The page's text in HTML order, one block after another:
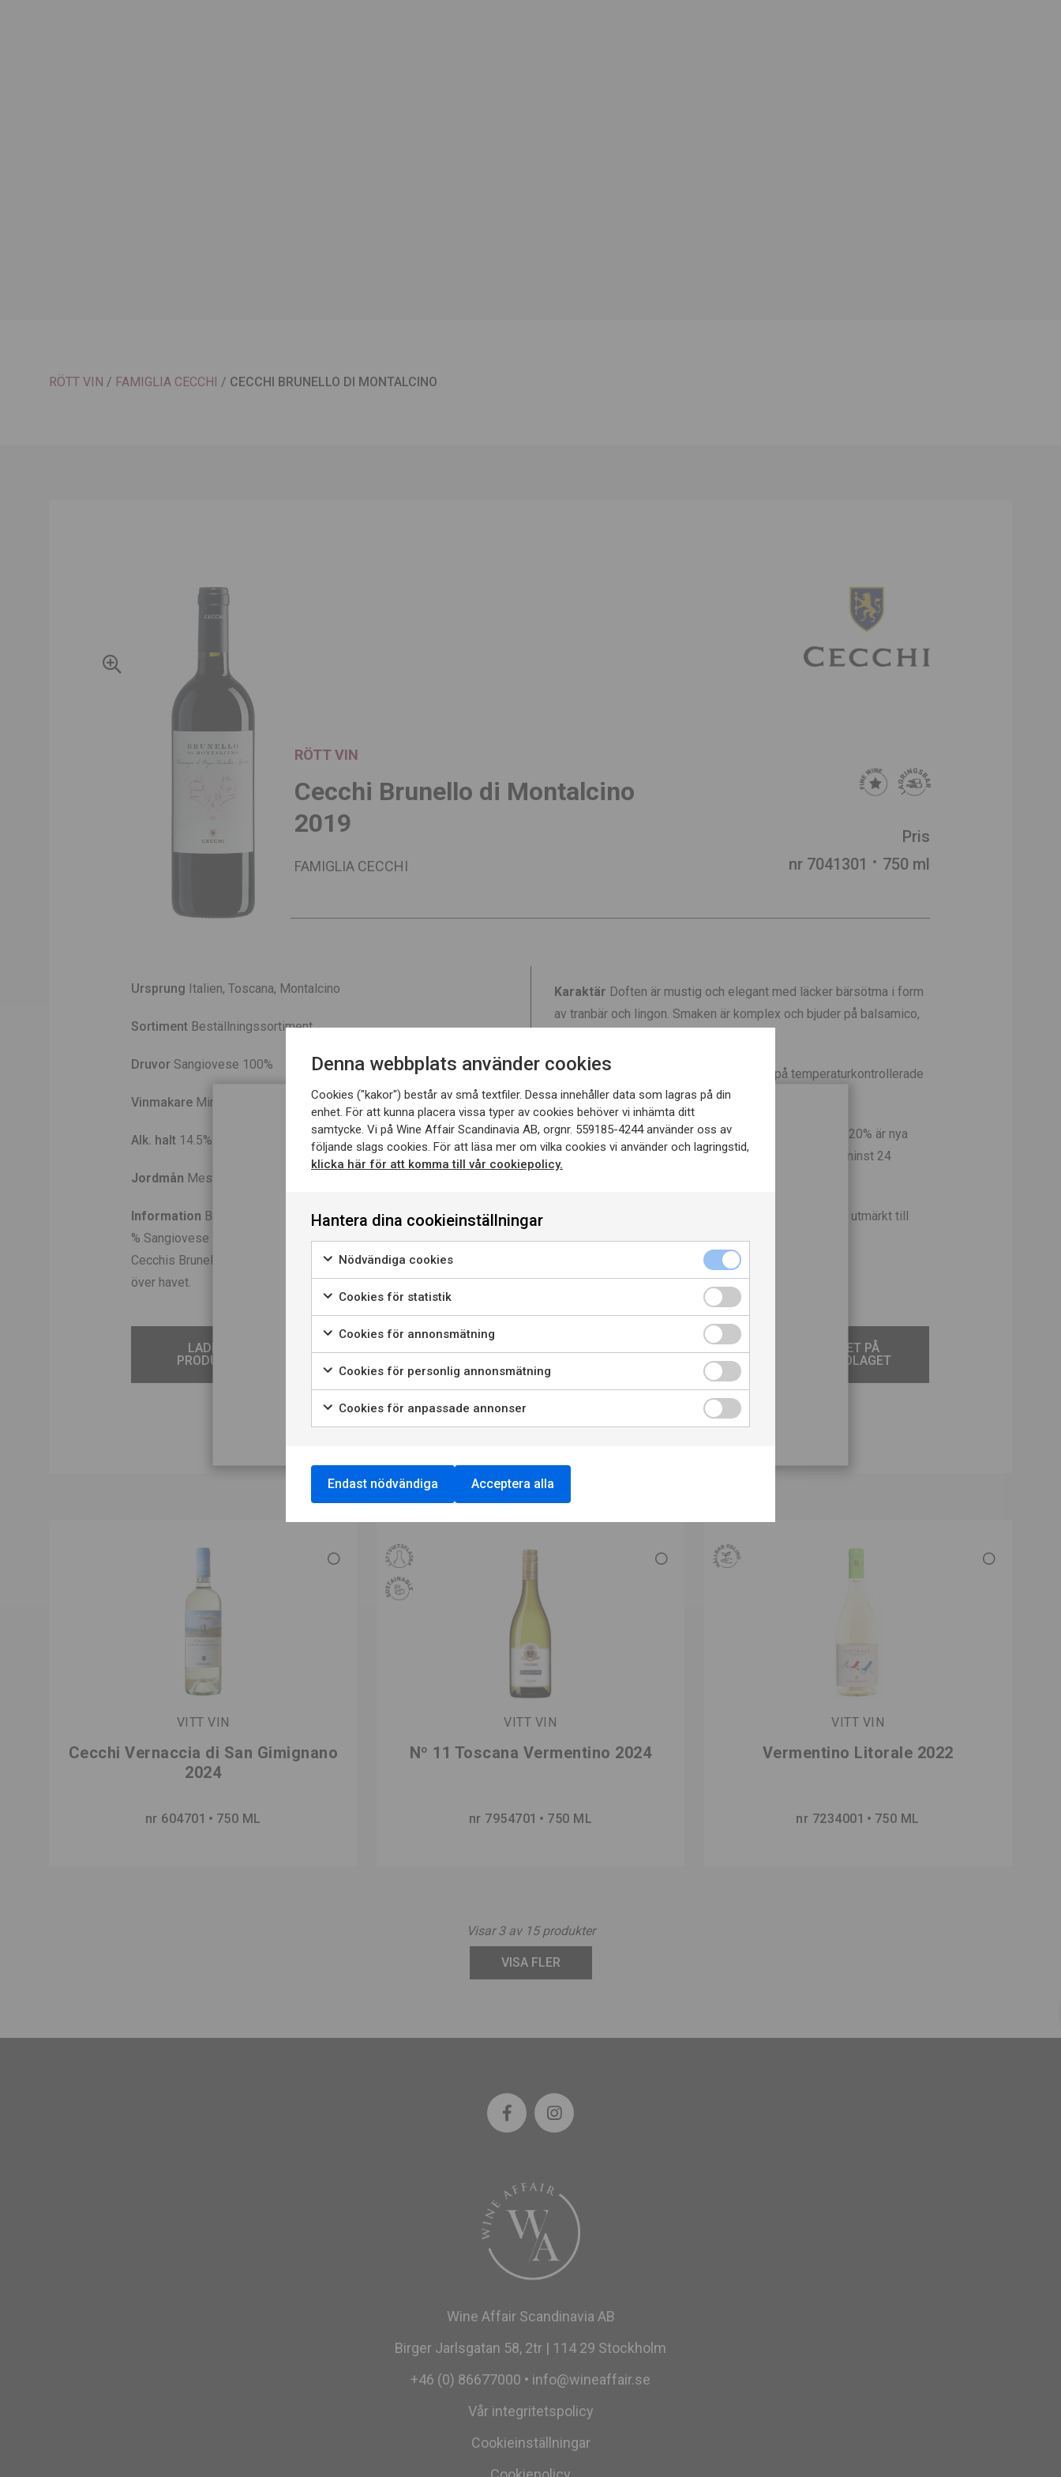
RÖTT VIN / FAMIGLIA CECCHI / CECCHI BRUNELLO DI MONTALCINO
RÖTT VIN
Cecchi Brunello di Montalcino
2019
FAMIGLIA CECCHI
Pris
nr 7041301
750 ml
Ursprung Italien, Toscana, Montalcino
Sortiment Beställningssortiment
Druvor Sangiovese 100%
Vinmakare Miria Bracali
Alk. halt 14.5% 5,3 g/l Restsocker 1,0 g/l
Jordmån Mestdels lerjord.
Information Brunello di Montalcino DOCG får enbart innehålla 100
% Sangiovese som de i området kallar Brunello. Druvorna för
Cecchis Brunello kommer från vingårdar belägna på 350-450 meter
över havet.
Karaktär Doften är mustig och elegant med läcker bärsötma i form
av tranbär och lingon. Smaken är komplex och bjuder på balsamico,
Vinifiering
Jäsning och skalmaceration på temperaturkontrollerade
ståltankar i 18 dagar vid en temperatur av 28°C.
LagringVinet lagras i minst 24 månader på ekfat där 20% är nya
och 80% är äldre fat. Efter buteljering så lagras vinet minst 24
Kötträtter, stuvningar och hårdostar passar utmärkt till
detta vin.
LADDA NER
PRODUKTBLAD
TILL VINET PÅ
SYSTEMBOLAGET
VITT VIN
Cecchi Vernaccia di San Gimignano
2024
nr 604701 750 ML
VITT VIN
Nº 11 Toscana Vermentino 2024
nr 7954701 750 ML
VITT VIN
Vermentino Litorale 2022
nr 7234001 750 ML
Visar3av 15produkter
VISA FLER
Wine Affair Scandinavia AB
Birger Jarlsgatan 58, 2tr | 114 29 Stockholm
+46 (0) 86677000 • info@wineaffair.se
Vår integritetspolicy
Cookieinställningar
Denna webbplats använder cookies
Cookies ("kakor") består av små textfiler. Dessa innehåller data som lagras på din
enhet. För att kunna placera vissa typer av cookies behöver vi inhämta ditt
samtycke. Vi på Wine Affair Scandinavia AB, orgnr. 559185-4244 använder oss av
följande slags cookies. För att läsa mer om vilka cookies vi använder och lagringstid,
klicka här för att komma till vår cookiepolicy.
Hantera dina cookieinställningar
Nödvändiga cookies
Cookies för statistik
Cookies för annonsmätning
Cookies för personlig annonsmätning
Cookies för anpassade annonser
Endast nödvändiga Acceptera alla
Denna sida innehåller information om alkoholhaltiga drycker och
När jag bekräftar att jag är 20 år eller äldre godkänner jag också
PRIVATKONSUMENT